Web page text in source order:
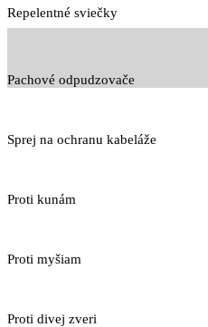
Repelentné sviečky
Pachové odpudzovače
Sprej na ochranu kabeláže
Proti kunám
Proti myšiam
Proti divej zveri